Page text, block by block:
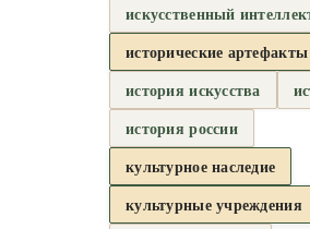
искусственный
исторические артефакты
история искусства
история россии
культурное наследие
культурные учреждения